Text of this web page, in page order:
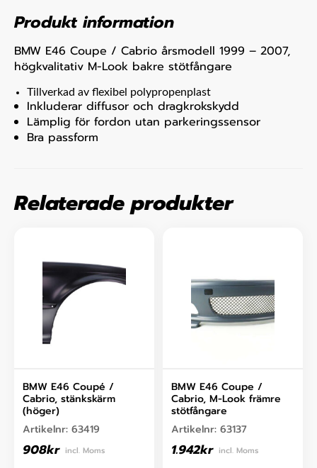
Produkt information
BMW E46 Coupe / Cabrio årsmodell 1999 – 2007,
högkvalitativ M-Look bakre stötfångare
Tillverkad av flexibel polypropenplast
Inkluderar diffusor och dragkrokskydd
Lämplig för fordon utan parkeringssensor
Bra passform
Relaterade produkter
BMW E46 Coupé /
Cabrio, stänkskärm
(höger)
Artikelnr: 63419
908kr incl. Moms
BMW E46 Coupe /
Cabrio, M-Look främre
stötfångare
Artikelnr: 63137
1.942kr incl. Moms